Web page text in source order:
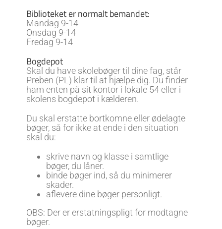
Biblioteket er normalt bemandet:
Mandag 9-14
Onsdag 9-14
Fredag 9-14
Bogdepot
Skal du have skolebøger til dine fag, står
Preben (PL) klar til at hjælpe dig. Du finder
ham enten på sit kontor i lokale 54 eller i
skolens bogdepot i kælderen.
Du skal erstatte bortkomne eller ødelagte
bøger, så for ikke at ende i den situation
skal du:
skrive navn og klasse i samtlige
bøger, du låner.
binde bøger ind, så du minimerer
skader.
aflevere dine bøger personligt.
OBS: Der er erstatningspligt for modtagne
bøger.